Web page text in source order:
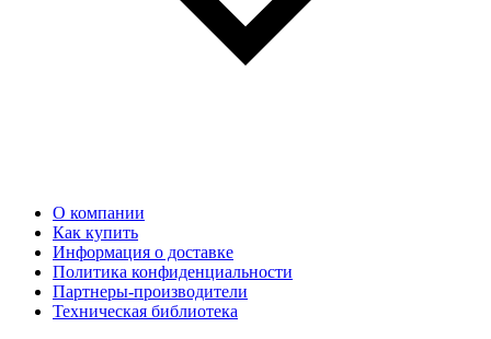
О компании
Как купить
Информация о доставке
Политика конфиденциальности
Партнеры-производители
Техническая библиотека